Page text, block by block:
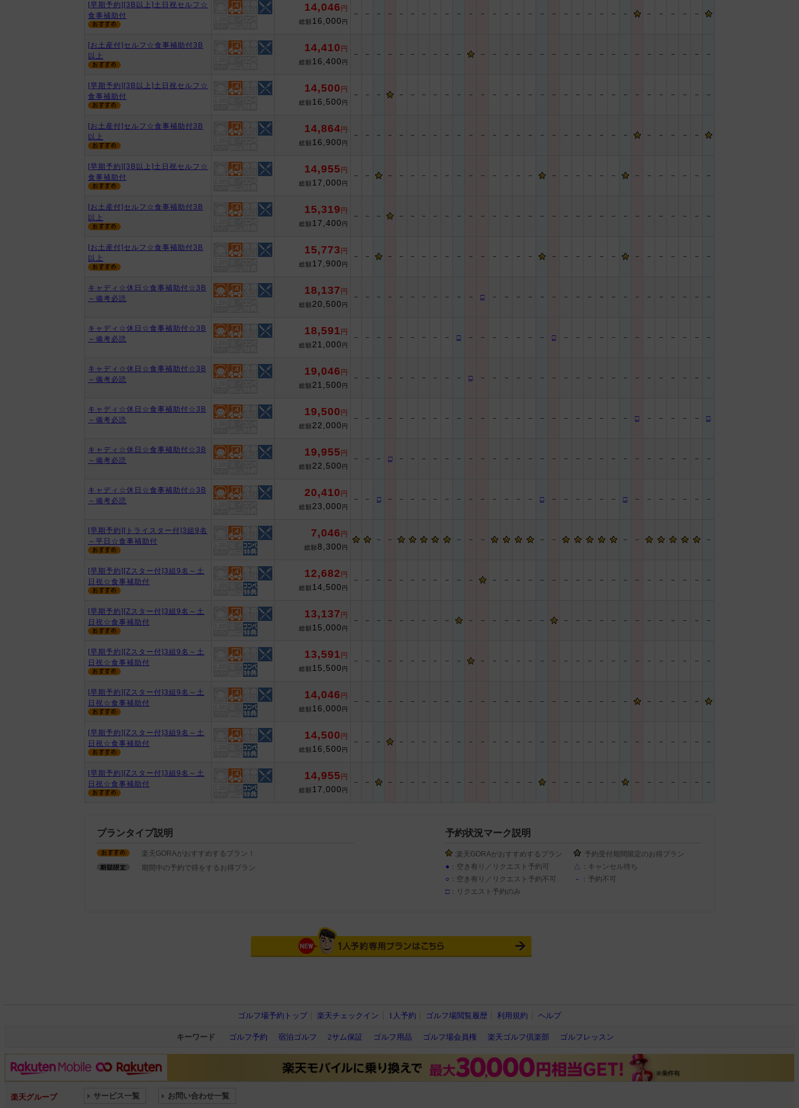
[早期予約][3B以上]土日祝セルフ☆
食事補助付
14,046 円
総額 16,000 円
－ － － － － － － － － － － － － － － － － － － － － － － － － － － － －
[お土産付]セルフ☆食事補助付3B
以上
14,410 円
総額 16,400 円
－ － － － － － － － － － － － － － － － － － － － － － － － － － － － － －
[早期予約][3B以上]土日祝セルフ☆
食事補助付
14,500 円
総額 16,500 円
－ － － － － － － － － － － － － － － － － － － － － － － － － － － － － －
[お土産付]セルフ☆食事補助付3B
以上
14,864 円
総額 16,900 円
－ － － － － － － － － － － － － － － － － － － － － － － － － － － － －
[早期予約][3B以上]土日祝セルフ☆
食事補助付
14,955 円
総額 17,000 円
－ － － － － － － － － － － － － － － － － － － － － － － － － － － －
[お土産付]セルフ☆食事補助付3B
以上
15,319 円
総額 17,400 円
－ － － － － － － － － － － － － － － － － － － － － － － － － － － － － －
[お土産付]セルフ☆食事補助付3B
以上
15,773 円
総額 17,900 円
－ － － － － － － － － － － － － － － － － － － － － － － － － － － －
キャディ☆休日☆食事補助付☆3B
～備考必読
18,137 円
総額 20,500 円
－ － － － － － － － － － － □ － － － － － － － － － － － － － － － － － － －
キャディ☆休日☆食事補助付☆3B
～備考必読
18,591 円
総額 21,000 円
－ － － － － － － － － □ － － － － － － － □ － － － － － － － － － － － － －
キャディ☆休日☆食事補助付☆3B
～備考必読
19,046 円
総額 21,500 円
－ － － － － － － － － － □ － － － － － － － － － － － － － － － － － － － －
キャディ☆休日☆食事補助付☆3B
～備考必読
19,500 円
総額 22,000 円
－ － － － － － － － － － － － － － － － － － － － － － － － □ － － － － － □
キャディ☆休日☆食事補助付☆3B
～備考必読
19,955 円
総額 22,500 円
－ － － □ － － － － － － － － － － － － － － － － － － － － － － － － － － －
キャディ☆休日☆食事補助付☆3B
～備考必読
20,410 円
総額 23,000 円
－ － □ － － － － － － － － － － － － － □ － － － － － － □ － － － － － － －
[早期予約][トライスター付]3組9名
～平日☆食事補助付
7,046 円
総額8,300 円
－ － － － － － － － － －
[早期予約][Zスター付]3組9名～土
日祝☆食事補助付
12,682 円
総額 14,500 円
－ － － － － － － － － － － － － － － － － － － － － － － － － － － － － －
[早期予約][Zスター付]3組9名～土
日祝☆食事補助付
13,137 円
総額 15,000 円
－ － － － － － － － － － － － － － － － － － － － － － － － － － － － －
[早期予約][Zスター付]3組9名～土
日祝☆食事補助付
13,591 円
総額 15,500 円
－ － － － － － － － － － － － － － － － － － － － － － － － － － － － － －
[早期予約][Zスター付]3組9名～土
日祝☆食事補助付
14,046 円
総額 16,000 円
－ － － － － － － － － － － － － － － － － － － － － － － － － － － － －
[早期予約][Zスター付]3組9名～土
日祝☆食事補助付
14,500 円
総額 16,500 円
－ － － － － － － － － － － － － － － － － － － － － － － － － － － － － －
[早期予約][Zスター付]3組9名～土
日祝☆食事補助付
14,955 円
総額 17,000 円
－ － － － － － － － － － － － － － － － － － － － － － － － － － － －
プランタイプ説明
楽天GORAがおすすめするプラン！
期間中の予約で得をするお得プラン
予約状況マーク説明
:楽天GORAがおすすめするプラン
:予約受付期間限定のお得プラン
● ：空き有り／リクエスト予約可 △ ：キャンセル待ち
○ ：空き有り／リクエスト予約不可 － ：予約不可
□ ：リクエスト予約のみ
ゴルフ場予約トップ 楽天チェックイン 1人予約 ゴルフ場閲覧履歴 利用規約 ヘルプ
キーワード ゴルフ予約 宿泊ゴルフ 2サム保証 ゴルフ用品 ゴルフ場会員権 楽天ゴルフ倶楽部 ゴルフレッスン
楽天グループ サービス一覧 お問い合わせ一覧